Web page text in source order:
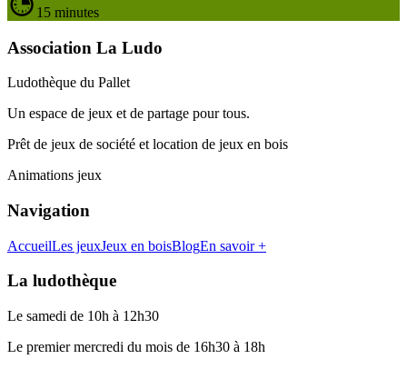
15 minutes
Association La Ludo
Ludothèque du Pallet
Un espace de jeux et de partage pour tous.
Prêt de jeux de société et location de jeux en bois
Animations jeux
Navigation
AccueilLes jeuxJeux en boisBlogEn savoir +
La ludothèque
Le samedi de 10h à 12h30
Le premier mercredi du mois de 16h30 à 18h